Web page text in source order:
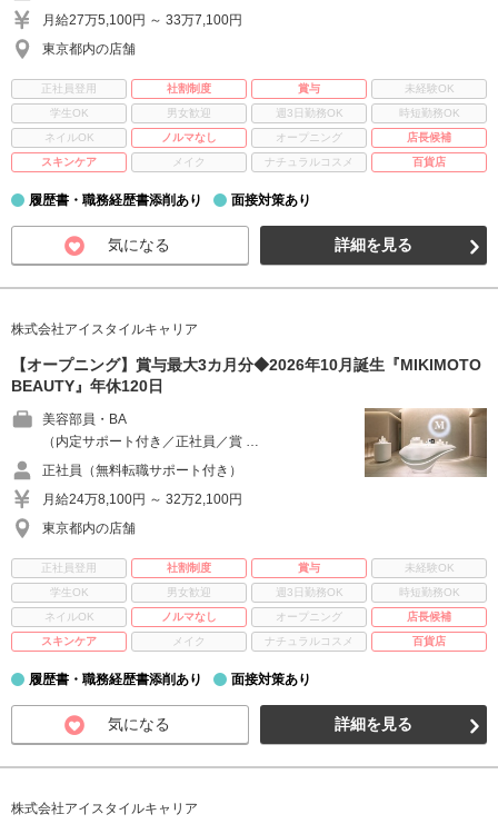
月給27万5,100円 ～ 33万7,100円
東京都内の店舗
正社員登用 社割制度 賞与
未経験OK
学生OK
男女歓迎 週3日勤務OK
時短勤務OK
ネイルOK
ノルマなし オープニング
店長候補
スキンケア
メイク ナチュラルコスメ 百貨店
履歴書・職務経歴書添削あり 面接対策あり
気になる 詳細を見る
株式会社アイスタイルキャリア
【オープニング】賞与最大3カ月分◆2026年10月誕生『MIKIMOTO
BEAUTY』年休120日
美容部員・BA
（内定サポート付き／正社員／賞 …
正社員（無料転職サポート付き）
月給24万8,100円 ～ 32万2,100円
東京都内の店舗
正社員登用 社割制度 賞与
未経験OK
学生OK
男女歓迎 週3日勤務OK
時短勤務OK
ネイルOK
ノルマなし オープニング
店長候補
スキンケア
メイク ナチュラルコスメ 百貨店
履歴書・職務経歴書添削あり 面接対策あり
気になる 詳細を見る
株式会社アイスタイルキャリア